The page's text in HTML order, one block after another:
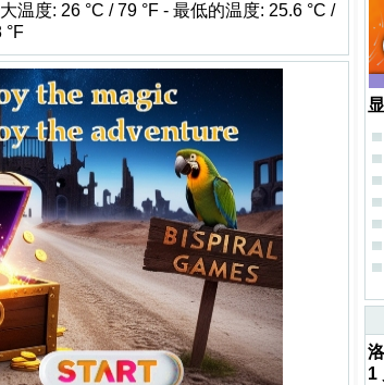
温度: 26 °C / 79 °F - 最低的温度: 25.6 °C /
°F
1